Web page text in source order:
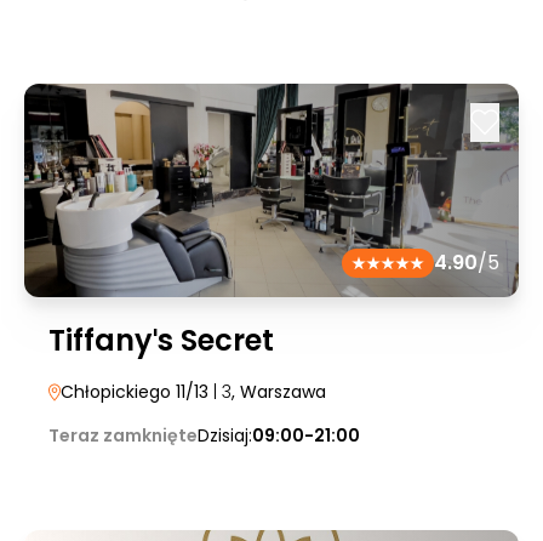
4.90/5
Tiffanyˈs Secret
Chłopickiego 11/13 | 3, Warszawa
Teraz zamknięteDzisiaj:09:00-21:00